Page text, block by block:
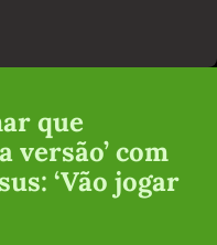
que
versão’ com
‘Vão jogar